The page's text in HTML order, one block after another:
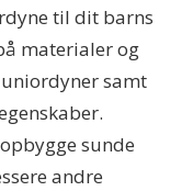
til dit barns
materialer og
samt
sunde
andre